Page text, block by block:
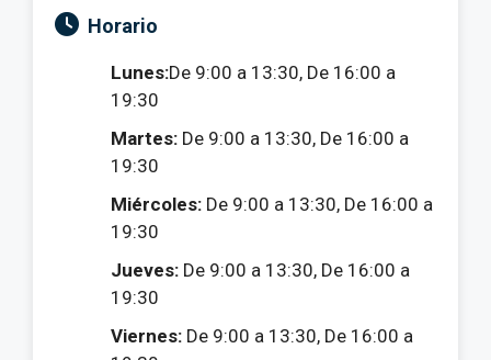
Horario
Lunes:De 9:00 a 13:30, De 16:00 a
19:30
Martes: De 9:00 a 13:30, De 16:00 a
19:30
Miércoles: De 9:00 a 13:30, De 16:00 a
19:30
Jueves: De 9:00 a 13:30, De 16:00 a
19:30
Viernes: De 9:00 a 13:30, De 16:00 a